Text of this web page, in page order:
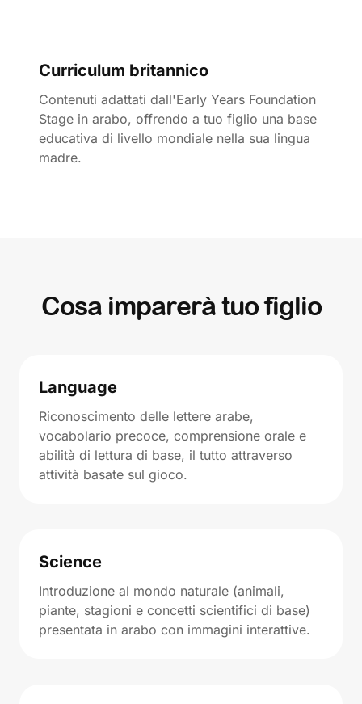
Curriculum britannico
Contenuti adattati dall'Early Years Foundation
Stage in arabo, offrendo a tuo figlio una base
educativa di livello mondiale nella sua lingua
madre.
Cosa imparerà tuo figlio
Language
Riconoscimento delle lettere arabe,
vocabolario precoce, comprensione orale e
abilità di lettura di base, il tutto attraverso
attività basate sul gioco.
Science
Introduzione al mondo naturale (animali,
piante, stagioni e concetti scientifici di base)
presentata in arabo con immagini interattive.